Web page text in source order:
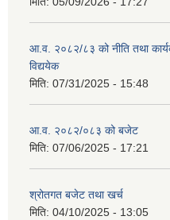
आ.व. २०८२/८३ को नीति तथा
विद्ययेक
मिति: 07/31/2025 - 15:48
आ.व. २०८२/०८३ को बजेट
मिति: 07/06/2025 - 17:21
श्रोतगत बजेट तथा खर्च
मिति: 04/10/2025 - 13:05